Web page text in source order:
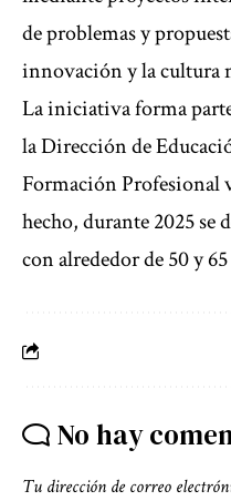
de problemas y
innovación y la cultura
La iniciativa forma
la Dirección de
Formación Profesional
hecho, durante 2025 se
con alrededor de 50 y
No hay
Tu dirección de correo